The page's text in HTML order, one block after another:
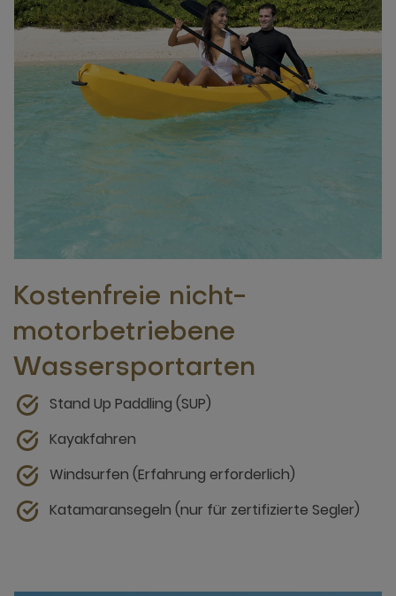
Kostenfreie nicht-
motorbetriebene
Wassersportarten
Stand Up Paddling (SUP)
Kayakfahren
Windsurfen (Erfahrung erforderlich)
Katamaransegeln (nur für zertifizierte Segler)